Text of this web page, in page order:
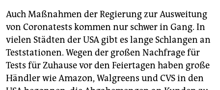
Auch Maßnahmen der Regierung zur Ausweitung
von Coronatests kommen nur schwer in Gang. In
vielen Städten der USA gibt es lange Schlangen an
Teststationen. Wegen der großen Nachfrage für
Tests für Zuhause vor den Feiertagen haben große
Händler wie Amazon, Walgreens und CVS in den